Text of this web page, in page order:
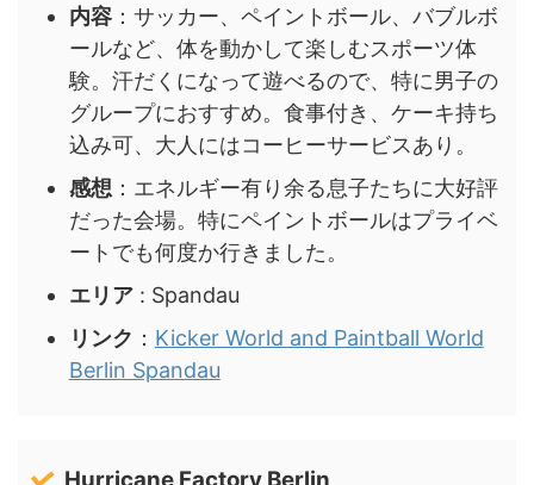
内容：サッカー、ペイントボール、バブルボ
ールなど、体を動かして楽しむスポーツ体
験。汗だくになって遊べるので、特に男子の
グループにおすすめ。食事付き、ケーキ持ち
込み可、大人にはコーヒーサービスあり。
感想：エネルギー有り余る息子たちに大好評
だった会場。特にペイントボールはプライベ
ートでも何度か行きました。
エリア: Spandau
リンク ： Kicker World and Paintball World
Berlin Spandau
Hurricane Factory Berlin